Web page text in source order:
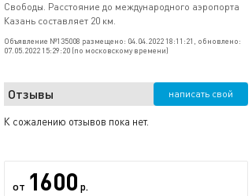
Свободы. Расстояние до международного аэропорта
Казань составляет 20 км.
Объявление №135008 размещено: 04.04.2022 18:11:21, обновлено:
07.05.2022 15:29:20 (по московскому времени)
Отзывы написать свой
К сожалению отзывов пока нет.
от 1600 р.